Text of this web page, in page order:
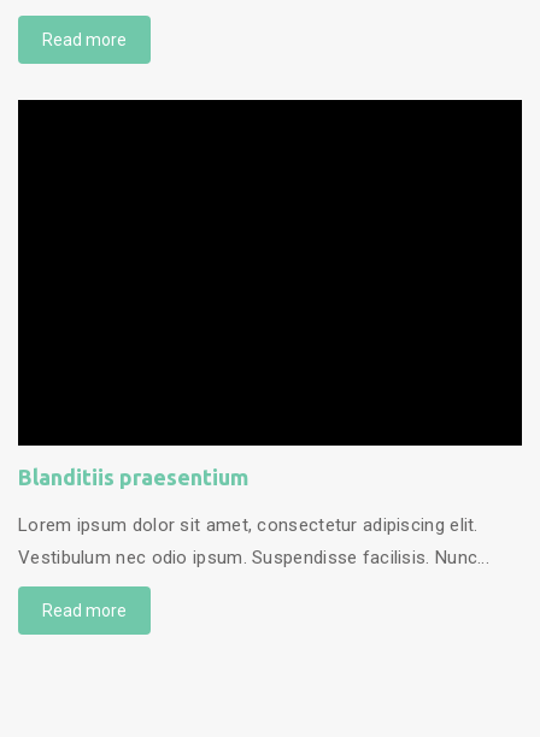
Read more
Blanditiis praesentium
Lorem ipsum dolor sit amet, consectetur adipiscing elit.
Vestibulum nec odio ipsum. Suspendisse facilisis. Nunc...
Read more